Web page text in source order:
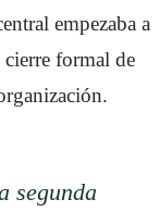
empezaba a
cierre formal de
segunda